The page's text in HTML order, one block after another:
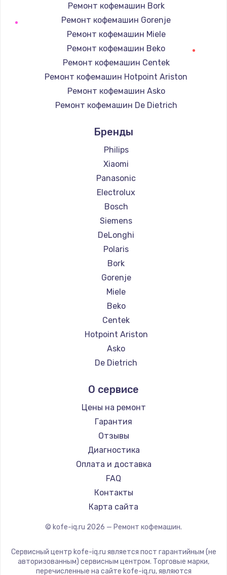
Ремонт кофемашин Bork
Ремонт кофемашин Gorenje
Ремонт кофемашин Miele
Ремонт кофемашин Beko
Ремонт кофемашин Centek
Ремонт кофемашин Hotpoint Ariston
Ремонт кофемашин Asko
Ремонт кофемашин De Dietrich
Ремонт кофемашин Ascaso
Ремонт кофемашин Jura
Ремонт кофемашин Olympia
Ремонт кофемашин Saeco
Ремонт кофемашин La Cimbali
Ремонт кофемашин WMF
Ремонт кофемашин Yamaguchi
Ремонт кофемашин Nivona
Ремонт кофемашин Astoria
Ремонт кофемашин JVC
Ремонт кофемашин Ariston
Ремонт кофемашин Grundig
Ремонт кофемашин ROCKET MOZZAFIATO
Ремонт кофемашин Vivitek
Ремонт кофемашин Thomson
Ремонт кофемашин Hisense
Ремонт кофемашин DELTA
Ремонт кофемашин Kyvol
Ремонт кофемашин RED solution
Ремонт кофемашин Bravilor Bonamat
Ремонт кофемашин Vard
Ремонт кофемашин Tuvio
Ремонт кофемашин Carrera
Ремонт кофемашин Supra
Бренды
Philips
Xiaomi
Panasonic
Electrolux
Bosch
Siemens
DeLonghi
Polaris
Bork
Gorenje
Miele
Beko
Centek
Hotpoint Ariston
Asko
De Dietrich
Ascaso
Jura
Olympia
Saeco
La Cimbali
WMF
Yamaguchi
Nivona
Astoria
ROCKET MOZZAFIATO
О сервисе
Цены на ремонт
Гарантия
Отзывы
Диагностика
Оплата и доставка
FAQ
Контакты
Карта сайта
© kofe-iq.ru 2026 — Ремонт кофемашин.
Сервисный центр kofe-iq.ru является пост гарантийным (не
авторизованным) сервисным центром. Торговые марки,
перечисленные на сайте kofe-iq.ru, являются